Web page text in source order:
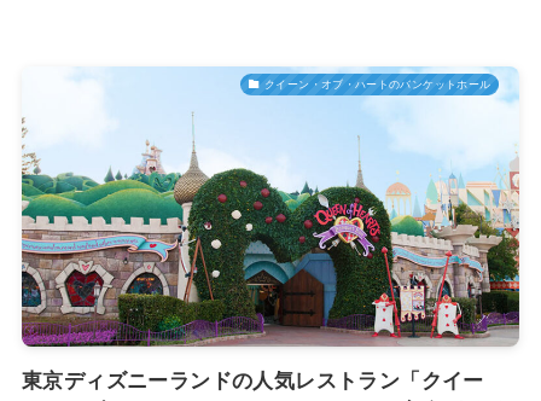
クイーン・オブ・ハートのバンケットホール
東京ディズニーランドの人気レストラン「クイー